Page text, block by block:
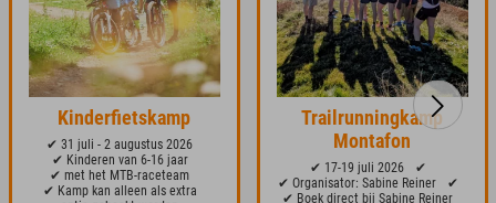
Kinderfietskamp
✔ 31 juli - 2 augustus 2026
✔ Kinderen van 6-16 jaar
✔ met het MTB-raceteam
✔ Kamp kan alleen als extra
Trailrunningkamp
Montafon
✔ 17-19 juli 2026
✔
✔ Organisator: Sabine Reiner
✔
✔ Boek direct bij Sabine Reiner